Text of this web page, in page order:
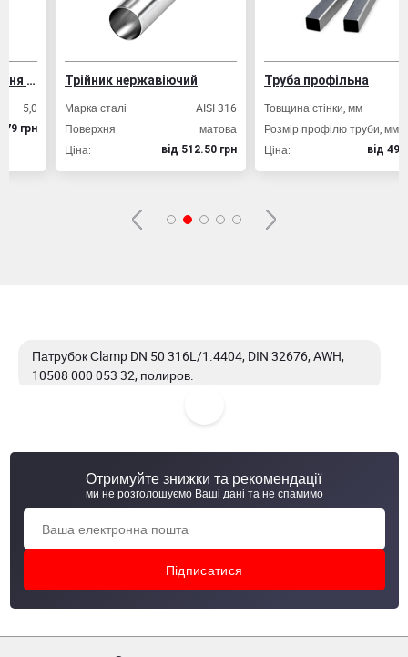
Трійник нержавіючий
Марка сталі
AISI 316
Поверхня
матова
вiд 512.50 грн
Труба профільна
Товщина стінки, мм
Розмір профілю труби, мм 20х20
Ціна:
вiд 49.80 грн
Патрубок Сlamp DN 50 316L/1.4404, DIN 32676, AWH,
10508 000 053 32, полиров.
Патрубок Сlamp DN 50 316L/1.4404, 1/02
Отримуйте знижки та рекомендації
ми не розголошуємо Ваші дані та не спамимо